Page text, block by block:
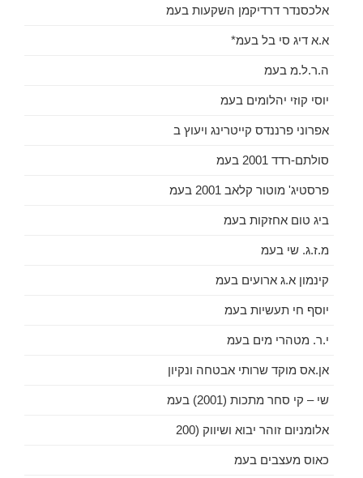
אלכסנדר דרדיקמן השקעות בעמ
א.א דיג סי בל בעמ*
ה.ר.ל.מ בעמ
יוסי קוזי יהלומים בעמ
אפרוני פרננדס קייטרינג ויעוץ ב
סולתם-רדד 2001 בעמ
פרסטיג' מוטור קלאב 2001 בעמ
ביג טום אחזקות בעמ
מ.ז.ג. שי בעמ
קינמון א.ג ארועים בעמ
יוסף חי תעשיות בעמ
י.ר. מטהרי מים בעמ
אן.אס מוקד שרותי אבטחה ונקיון
שי – קי סחר מתכות (2001) בעמ
אלומניום זוהר יבוא ושיווק (200
כאוס מעצבים בעמ